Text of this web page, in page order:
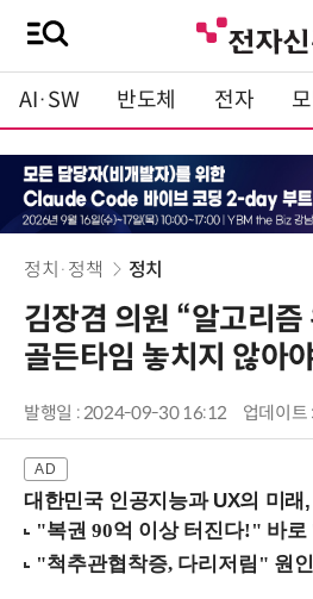
AI·SW 반도체 전자
정치·정책 정치
김장겸 의원 “알고리
골든타임 놓치지 않아
발행일 : 2024-09-30 16:12 업데이
대한민국 인공지능과 UX의 미래, 여기서